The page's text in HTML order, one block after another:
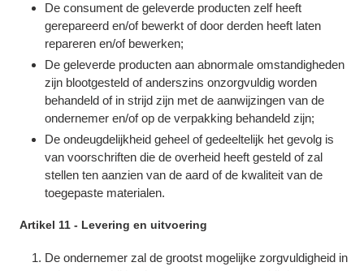
De consument de geleverde producten zelf heeft
gerepareerd en/of bewerkt of door derden heeft laten
repareren en/of bewerken;
De geleverde producten aan abnormale omstandigheden
zijn blootgesteld of anderszins onzorgvuldig worden
behandeld of in strijd zijn met de aanwijzingen van de
ondernemer en/of op de verpakking behandeld zijn;
De ondeugdelijkheid geheel of gedeeltelijk het gevolg is
van voorschriften die de overheid heeft gesteld of zal
stellen ten aanzien van de aard of de kwaliteit van de
toegepaste materialen.
Artikel 11 - Levering en uitvoering
De ondernemer zal de grootst mogelijke zorgvuldigheid in